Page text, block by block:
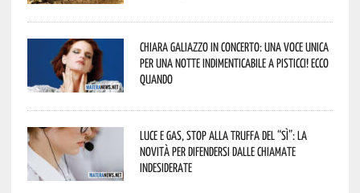
Chiara Galiazzo in concerto: una voce unica
per una notte indimenticabile a Pisticci! Ecco
quando
Luce e gas, stop alla truffa del “Sì”: la
novità per difendersi dalle chiamate
indesiderate